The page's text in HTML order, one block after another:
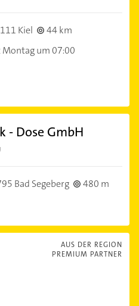
Kiel
44 km
um 07:00
- Dose GmbH
Bad Segeberg
480 m
AUS DER REGION
PREMIUM PARTNER